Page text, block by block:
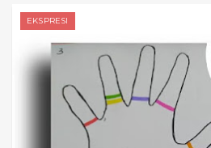
EKSPRESI